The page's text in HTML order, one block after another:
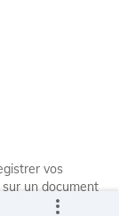
more_vert
vos
un document